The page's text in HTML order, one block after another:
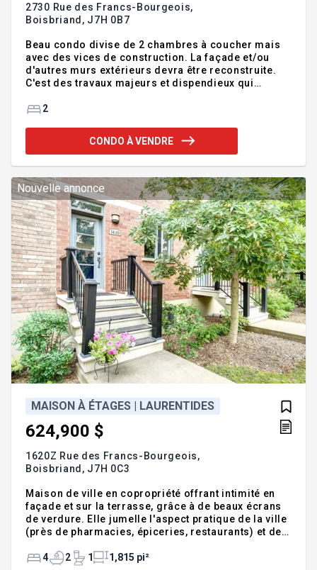
2730 Rue des Francs-Bourgeois,
Boisbriand, J7H 0B7
Beau condo divise de 2 chambres à coucher mais
avec des vices de construction. La façade et/ou
d'autres murs extérieurs devra être reconstruite.
C'est des travaux majeurs et dispendieux qui
bâtiment par cotisation spéciale. Le courtier sur
Vente sous contrôle de justice de gré à gré vendue
sans garantie aux risques et périls de l'acheteur /
notaire choisi par le vendeur. À noter qu'aucune
offre avec un
2
CONDO À VENDRE
Nouvelle annonce
MAISON À ÉTAGES | LAURENTIDES
624,900 $
1620Z Rue des Francs-Bourgeois,
Boisbriand, J7H 0C3
Maison de ville en copropriété offrant intimité en
façade et sur la terrasse, grâce à de beaux écrans
de verdure. Elle jumelle l'aspect pratique de la ville
(près de pharmacies, épiceries, restaurants) et de
accès à un parc avec étangs). Elle offre 4
4 2 1 1,815 pi²